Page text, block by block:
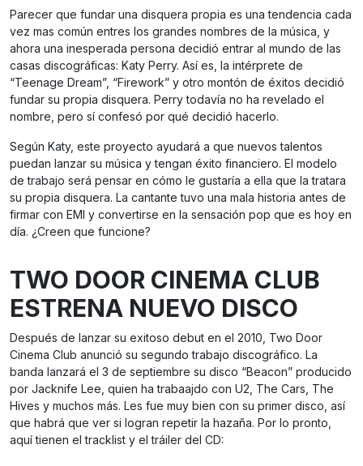
Parecer que fundar una disquera propia es una tendencia cada
vez mas común entres los grandes nombres de la música, y
ahora una inesperada persona decidió entrar al mundo de las
casas discográficas: Katy Perry. Así es, la intérprete de
“Teenage Dream”, “Firework” y otro montón de éxitos decidió
fundar su propia disquera. Perry todavía no ha revelado el
nombre, pero sí confesó por qué decidió hacerlo.
Según Katy, este proyecto ayudará a que nuevos talentos
puedan lanzar su música y tengan éxito financiero. El modelo
de trabajo será pensar en cómo le gustaría a ella que la tratara
su propia disquera. La cantante tuvo una mala historia antes de
firmar con EMI y convertirse en la sensación pop que es hoy en
día. ¿Creen que funcione?
TWO DOOR CINEMA CLUB
ESTRENA NUEVO DISCO
Después de lanzar su exitoso debut en el 2010, Two Door
Cinema Club anunció su segundo trabajo discográfico. La
banda lanzará el 3 de septiembre su disco “Beacon” producido
por Jacknife Lee, quien ha trabaajdo con U2, The Cars, The
Hives y muchos más. Les fue muy bien con su primer disco, así
que habrá que ver si logran repetir la hazaña. Por lo pronto,
aquí tienen el tracklist y el tráiler del CD: